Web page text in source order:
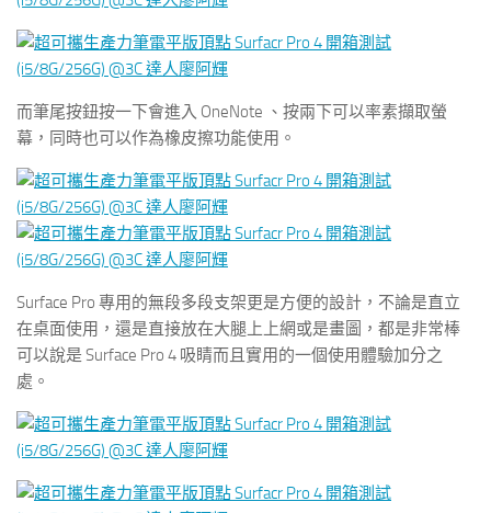
而筆尾按鈕按一下會進入 OneNote 、按兩下可以率素擷取螢
幕，同時也可以作為橡皮擦功能使用。
Surface Pro 專用的無段多段支架更是方便的設計，不論是直立
在桌面使用，還是直接放在大腿上上網或是畫圖，都是非常棒
可以說是 Surface Pro 4 吸睛而且實用的一個使用體驗加分之
處。